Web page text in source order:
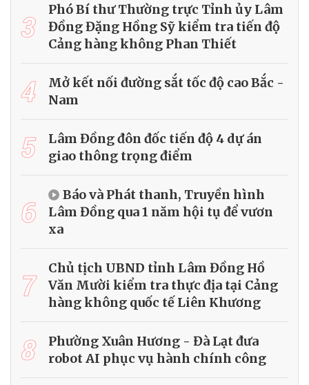
3
Phó Bí thư Thường trực Tỉnh ủy Lâm
Đồng Đặng Hồng Sỹ kiểm tra tiến độ
Cảng hàng không Phan Thiết
4
Mở kết nối đường sắt tốc độ cao Bắc -
Nam
5
Lâm Đồng đôn đốc tiến độ 4 dự án
giao thông trọng điểm
6
Báo và Phát thanh, Truyền hình
Lâm Đồng qua 1 năm hội tụ để vươn
xa
7
Chủ tịch UBND tỉnh Lâm Đồng Hồ
Văn Mười kiểm tra thực địa tại Cảng
hàng không quốc tế Liên Khương
8
Phường Xuân Hương - Đà Lạt đưa
robot AI phục vụ hành chính công